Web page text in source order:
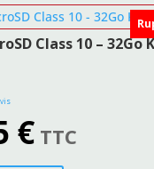
Class 10 – 32Go
€ TTC